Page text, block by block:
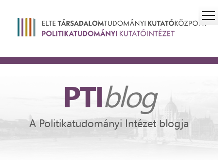
PTIblog
A Politikatudományi Intézet blogja